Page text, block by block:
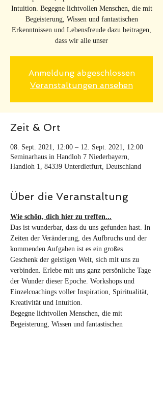
Intuition. Begegne lichtvollen Menschen, die mit
Begeisterung, Wissen und fantastischen
Erkenntnissen und Lebensfreude dazu beitragen,
dass wir alle unser
Anmeldung abgeschlossen
Veranstaltungen ansehen
Zeit & Ort
08. Sept. 2021, 12:00 – 12. Sept. 2021, 12:00
Seminarhaus in Handloh 7 Niederbayern,
Handloh 1, 84339 Unterdietfurt, Deutschland
Über die Veranstaltung
Wie schön, dich hier zu treffen...
Das ist wunderbar, dass du uns gefunden hast. In
Zeiten der Veränderung, des Aufbruchs und der
kommenden Aufgaben ist es ein großes
Geschenk der geistigen Welt, sich mit uns zu
verbinden. Erlebe mit uns ganz persönliche Tage
der Wunder dieser Epoche. Workshops und
Einzelcoachings voller Inspiration, Spiritualität,
Kreativität und Intuition.
Begegne lichtvollen Menschen, die mit
Begeisterung, Wissen und fantastischen